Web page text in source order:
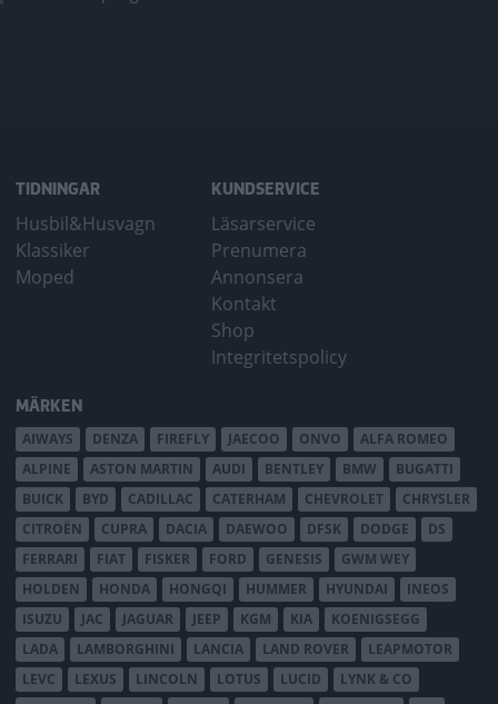
TIDNINGAR
Husbil&Husvagn
Klassiker
Moped
KUNDSERVICE
Läsarservice
Prenumera
Annonsera
Kontakt
Shop
Integritetspolicy
MÄRKEN
AIWAYS DENZA FIREFLY JAECOO ONVO
ALFA ROMEO
ALPINE
ASTON MARTIN AUDI BENTLEY BMW
BUGATTI
BUICK
BYD CADILLAC CATERHAM CHEVROLET
CHRYSLER
CITROËN
CUPRA DACIA DAEWOO DFSK DODGE
DS
FERRARI
FIAT FISKER FORD GENESIS
GWM WEY
HOLDEN
HONDA HONGQI HUMMER HYUNDAI
INEOS
ISUZU
JAC JAGUAR JEEP KGM KIA
KOENIGSEGG
LADA
LAMBORGHINI LANCIA LAND ROVER
LEAPMOTOR
LEVC
LEXUS LINCOLN LOTUS LUCID
LYNK & CO